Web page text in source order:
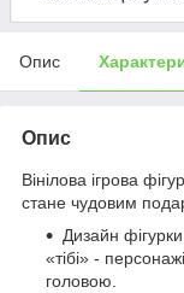
Опис
Опис
Вінілова ігрова
стане чудовим
Дизайн
«тібі» -
головою.